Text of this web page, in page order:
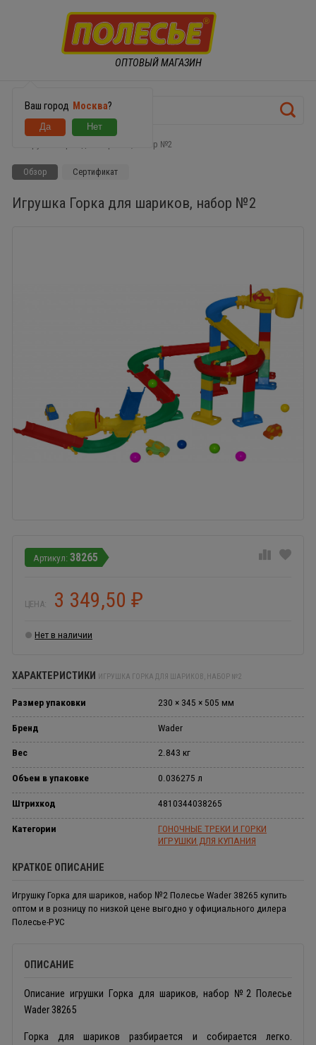
ОПТОВЫЙ МАГАЗИН
Ваш город Москва?
Игрушка Горка для шариков, набор №2
Обзор Сертификат
Игрушка Горка для шариков, набор №2
38265
ЦЕНА: 3 349,50 ₽
Нет в наличии
ХАРАКТЕРИСТИКИ ИГРУШКА ГОРКА ДЛЯ ШАРИКОВ, НАБОР №2
Размер упаковки 230 × 345 × 505 мм
Бренд Wader
Вес 2.843 кг
Объем в упаковке 0.036275 л
Штрихкод 4810344038265
Категории
ГОНОЧНЫЕ ТРЕКИ И ГОРКИ
ИГРУШКИ ДЛЯ КУПАНИЯ
КРАТКОЕ ОПИСАНИЕ
Игрушку Горка для шариков, набор №2 Полесье Wader 38265 купить
оптом и в розницу по низкой цене выгодно у официального дилера
Полесье-РУС
ОПИСАНИЕ
Описание игрушки Горка для шариков, набор №2 Полесье
Wader 38265
Горка для шариков разбирается и собирается легко.